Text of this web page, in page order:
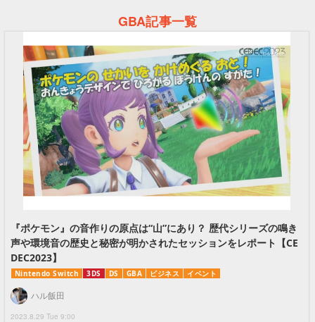
GBA記事一覧
『ポケモン』の音作りの原点は“山”にあり？ 歴代シリーズの鳴き
声や環境音の歴史と秘密が明かされたセッションをレポート【CE
DEC2023】
Nintendo Switch 3DS DS GBA ビジネス イベント
2023.8.29 Tue 9:00
ハル飯田